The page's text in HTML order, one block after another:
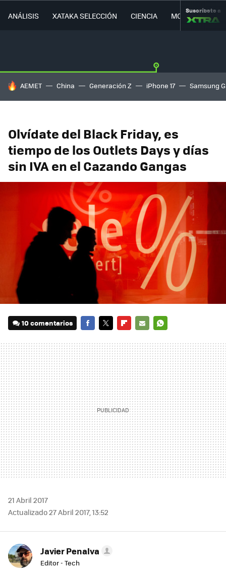
ANÁLISIS XATAKA SELECCIÓN CIENCIA MOVILIDAD
Suscríbete a
HOY SE HABLA DE
AEMET China Generación Z iPhone 17 Samsung
Olvídate del Black Friday, es
tiempo de los Outlets Days y días
sin IVA en el Cazando Gangas
10 comentarios
MAIL
21 Abril 2017
Actualizado 27 Abril 2017, 13:52
Javier Penalva
Editor - Tech